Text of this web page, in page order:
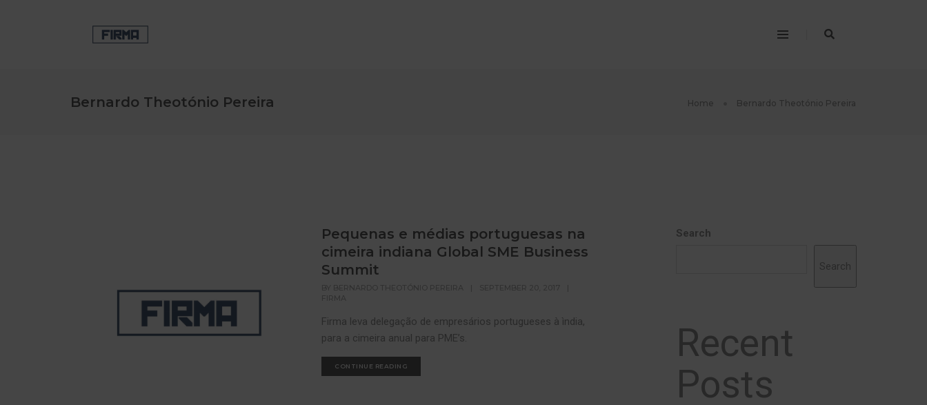
Bernardo Theotónio Pereira Home Bernardo Theotónio Pereira
Pequenas e médias portuguesas na
cimeira indiana Global SME Business
Summit
Firma leva delegação de empresários portugueses à ìndia,
para a cimeira anual para PME’s.
CONTINUE READING
Search
Search
Recent
Posts